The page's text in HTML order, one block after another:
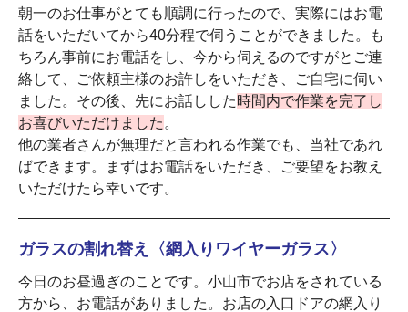
朝一のお仕事がとても順調に行ったので、実際にはお電
話をいただいてから40分程で伺うことができました。も
ちろん事前にお電話をし、今から伺えるのですがとご連
絡して、ご依頼主様のお許しをいただき、ご自宅に伺い
ました。その後、先にお話しした時間内で作業を完了し
お喜びいただけました 。
他の業者さんが無理だと言われる作業でも、当社であれ
ばできます。まずはお電話をいただき、ご要望をお教え
いただけたら幸いです。
ガラスの割れ替え〈網入りワイヤーガラス〉
今日のお昼過ぎのことです。小山市でお店をされている
方から、お電話がありました。お店の入口ドアの網入り